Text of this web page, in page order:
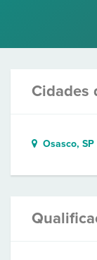
Cidades
Osasco, SP